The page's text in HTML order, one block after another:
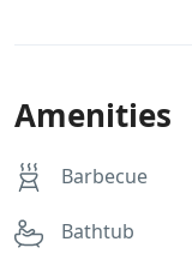
Amenities
Barbecue
Bathtub